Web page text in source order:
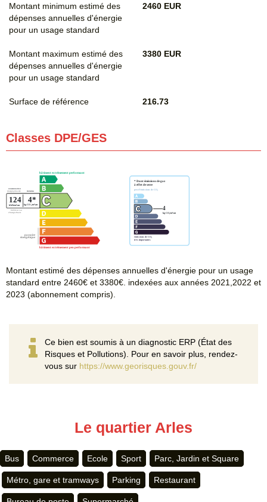
Montant minimum estimé des
dépenses annuelles d'énergie
pour un usage standard
2460 EUR
Montant maximum estimé des
dépenses annuelles d'énergie
pour un usage standard
3380 EUR
Surface de référence 216.73
Classes DPE/GES
Montant estimé des dépenses annuelles d'énergie pour un usage
standard entre 2460€ et 3380€. indexées aux années 2021,2022 et
2023 (abonnement compris).
Ce bien est soumis à un diagnostic ERP (État des
Risques et Pollutions). Pour en savoir plus, rendez-
vous sur https://www.georisques.gouv.fr/
Le quartier Arles
Bus Commerce Ecole Sport Parc, Jardin et Square
Métro, gare et tramways Parking Restaurant